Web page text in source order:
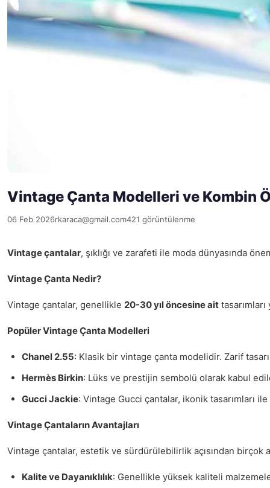
Vintage Çanta Modelleri ve Kombin
06 Feb 2026rkaraca@gmail.com421 görüntülenme
Vintage çantalar, şıklığı ve zarafeti ile moda dünyasında
Vintage Çanta Nedir?
Vintage çantalar, genellikle 20-30 yıl öncesine ait
Popüler Vintage Çanta Modelleri
Chanel 2.55: Klasik bir vintage çanta modelidir. Zarif
Hermès Birkin: Lüks ve prestijin sembolü olarak kabul
Gucci Jackie: Vintage Gucci çantalar, ikonik tasarımları
Vintage Çantaların Avantajları
Vintage çantalar, estetik ve sürdürülebilirlik açısından
Kalite ve Dayanıklılık: Genellikle yüksek kaliteli